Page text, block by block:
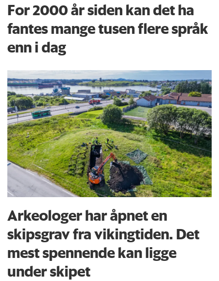
For 2000 år siden kan det ha
fantes mange tusen flere språk
enn i dag
Arkeologer har åpnet en
skipsgrav fra vikingtiden. Det
mest spennende kan ligge
under skipet